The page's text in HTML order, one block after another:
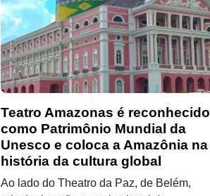
Teatro Amazonas é reconhecido
como Patrimônio Mundial da
Unesco e coloca a Amazônia na
história da cultura global
Ao lado do Theatro da Paz, de Belém,